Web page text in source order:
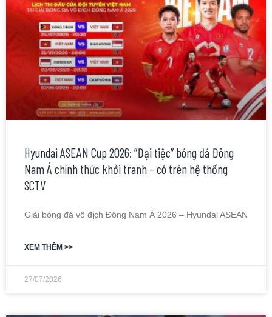
Hyundai ASEAN Cup 2026: ”Đại tiệc” bóng đá Đông
Nam Á chính thức khởi tranh – có trên hệ thống
SCTV
Giải bóng đá vô địch Đông Nam Á 2026 – Hyundai ASEAN
XEM THÊM >>
27/07/2026